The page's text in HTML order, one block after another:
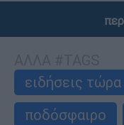
ειδήσεις τώρα
ποδόσφαιρο